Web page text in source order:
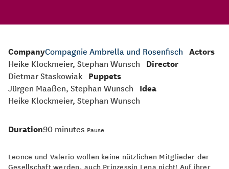
Leonce und Valerio wollen keine nützlichen Mitglieder der
Gesellschaft werden, auch Prinzessin Lena nicht! Auf ihrer
CompanyCompagnie Ambrella und Rosenfisch Actors
Heike Klockmeier, Stephan Wunsch Director
Dietmar Staskowiak Puppets
Jürgen Maaßen, Stephan Wunsch Idea
Heike Klockmeier, Stephan Wunsch
Duration90 minutes Pause